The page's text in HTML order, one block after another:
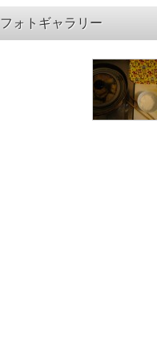
フォトギャラリー